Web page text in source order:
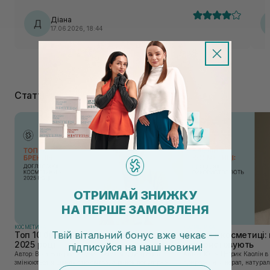
Д Діана
17.06.2026, 18:44
Статті
КОСМЕТИКА
Топ 10 брендів доглядової косметики у
2025 році
Автор: Віка Нагорна У сучасному світі, де тренди
змінюються зі швидкістю світла, а ринок популярної
Каолін в
використовують
Автор: Юлія Цебрик Каолін в косметології – це
природний мінерал,
ОТРИМАЙ ЗНИЖКУ
НА ПЕРШЕ ЗАМОВЛЕНЯ
Твій вітальний бонус вже чекає —
підписуйся на наші новини!